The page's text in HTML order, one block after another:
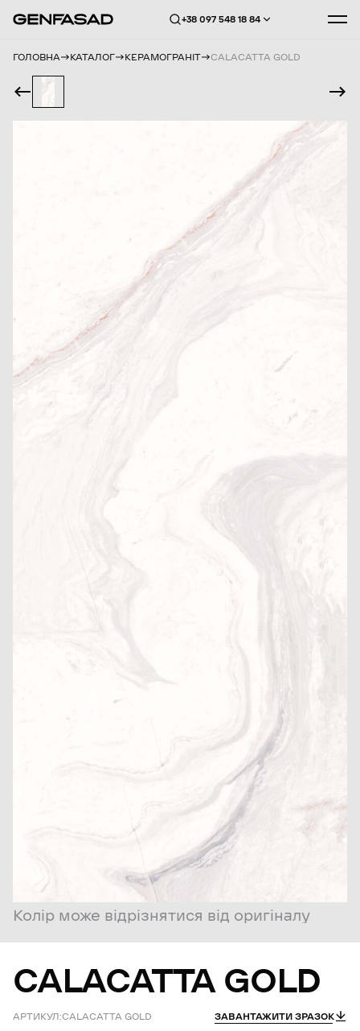
+38 097 548 18 84
ГОЛОВНА КАТАЛОГ КЕРАМОГРАНІТ CALACATTA GOLD
Колір може відрізнятися від оригіналу
CALACATTA GOLD
АРТИКУЛ:CALACATTA GOLD ЗАВАНТАЖИТИ ЗРАЗОК